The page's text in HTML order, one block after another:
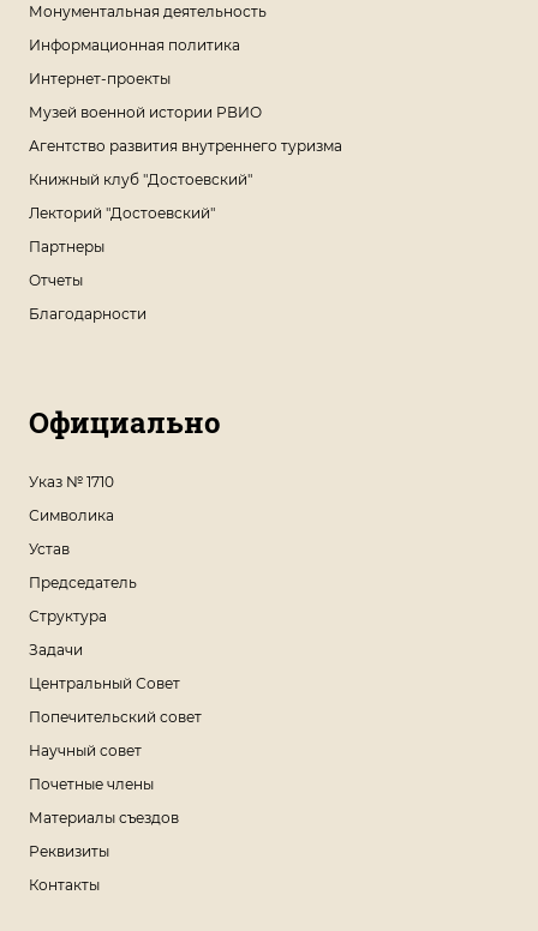
Монументальная деятельность
Информационная политика
Интернет-проекты
Музей военной истории РВИО
Агентство развития внутреннего туризма
Книжный клуб "Достоевский"
Лекторий "Достоевский"
Партнеры
Отчеты
Благодарности
Официально
Указ № 1710
Символика
Устав
Председатель
Структура
Задачи
Центральный Совет
Попечительский совет
Научный совет
Почетные члены
Материалы съездов
Реквизиты
Контакты